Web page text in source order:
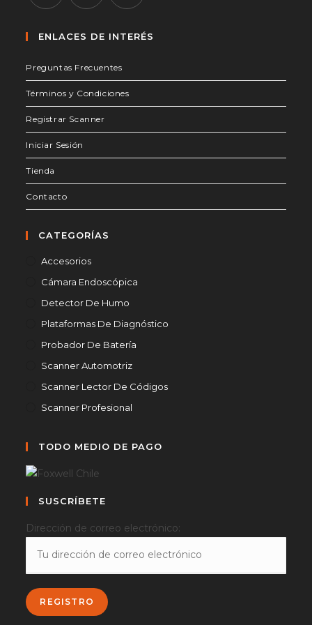
abre
una
pestaña
abre
una
pestaña
abre
una
pestaña
ENLACES DE INTERÉS
Preguntas Frecuentes
Términos y Condiciones
Registrar Scanner
Iniciar Sesión
Tienda
Contacto
CATEGORÍAS
Accesorios
Cámara Endoscópica
Detector De Humo
Plataformas De Diagnóstico
Probador De Batería
Scanner Automotriz
Scanner Lector De Códigos
Scanner Profesional
TODO MEDIO DE PAGO
SUSCRÍBETE
Dirección de correo electrónico: